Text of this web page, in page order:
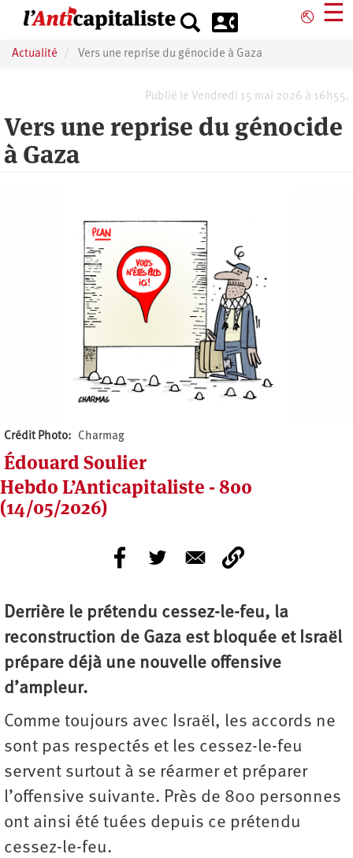
principal
⎋ ☰
Actualité Vers une reprise du génocide à Gaza
Publié le Vendredi 15 mai 2026 à 16h55.
Vers une reprise du génocide
à Gaza
Crédit Photo Charmag
Édouard Soulier
Hebdo L’Anticapitaliste - 800
(14/05/2026)
Derrière le prétendu cessez-le-feu, la
reconstruction de Gaza est bloquée et Israël
prépare déjà une nouvelle offensive
d’ampleur.
Comme toujours avec Israël, les accords ne
sont pas respectés et les cessez-le-feu
servent surtout à se réarmer et préparer
l’offensive suivante. Près de 800 personnes
ont ainsi été tuées depuis ce prétendu
cessez-le-feu.